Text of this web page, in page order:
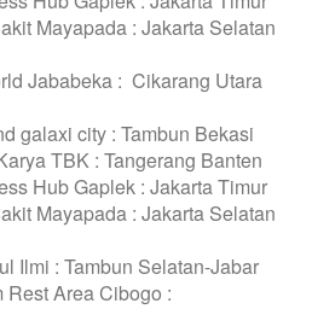
Mayapada : Jakarta Selatan
Jababeka :  Cikarang Utara
galaxi city : Tambun Bekasi
TBK : Tangerang Banten
Hub Gaplek : Jakarta Timur
Mayapada : Jakarta Selatan
Ilmi : Tambun Selatan-Jabar
Rest Area Cibogo :